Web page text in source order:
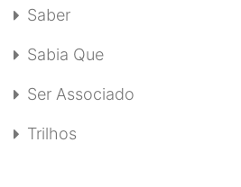
Saber
Sabia Que
Ser Associado
Trilhos